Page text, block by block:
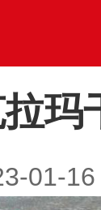
玛
01-